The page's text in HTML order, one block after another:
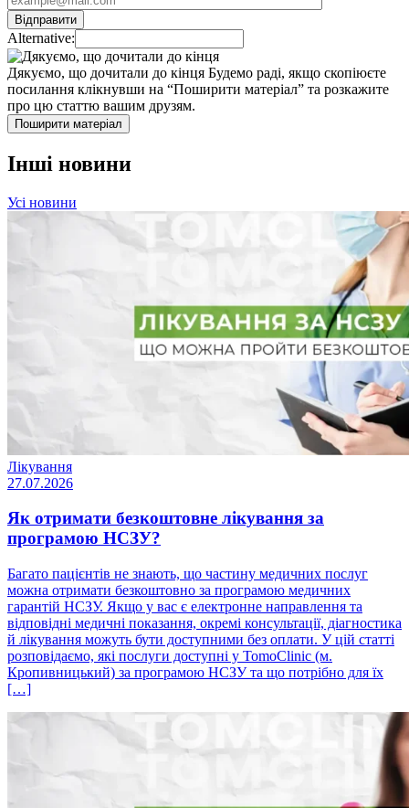
Alternative:
Дякуємо, що дочитали до кінця Будемо раді, якщо скопіюєте
посилання клікнувши на “Поширити матеріал” та розкажите
про цю статтю вашим друзям.
Поширити матеріал
Інші новини
Усі новини
Лікування
27.07.2026
Як отримати безкоштовне лікування за
програмою НСЗУ?
Багато пацієнтів не знають, що частину медичних послуг
можна отримати безкоштовно за програмою медичних
гарантій НСЗУ. Якщо у вас є електронне направлення та
відповідні медичні показання, окремі консультації, діагностика
й лікування можуть бути доступними без оплати. У цій статті
розповідаємо, які послуги доступні у TomoClinic (м.
Кропивницький) за програмою НСЗУ та що потрібно для їх
[…]